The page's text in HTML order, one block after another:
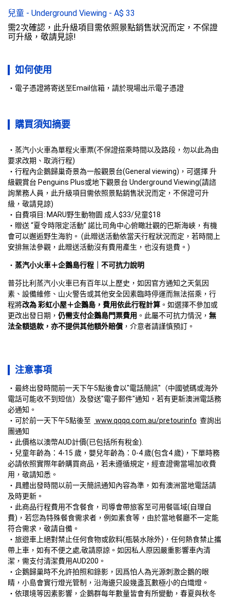
兒童 - Underground Viewing - A$ 33
需2次確認，此升級項目需依照景點銷售狀況而定，不保證
可升級，敬請見諒!
如何使用
電子憑證將寄送至Email信箱，請於現場出示電子憑證
購買須知摘要
・蒸汽小火車為單程火車票(不保證搭乘時間以及路段，勿以此為由
要求改期、取消行程)
・行程內企鵝歸巢奇景為一般觀景台(General viewing)，可選擇 升
級觀賞台 Penguins Plus或地下觀景台 Underground Viewing(請諮
詢業務人員，此升級項目需依照景點銷售狀況而定，不保證可升
級，敬請見諒)
・自費項目: MARU野生動物園 成人$33/兒童$18
・贈送 “夏令時限定活動” 諾比司角中心俯瞰壯觀的巴斯海峽，有機
會可以邂逅野生海豹。 (此贈送活動依當天行程狀況而定，若時間上
安排無法參觀，此贈送活動沒有費用產生，也沒有退費。)
蒸汽小火車＋企鵝島行程｜不可抗力說明
普芬比利蒸汽小火車已有百年以上歷史，如因官方通知之天氣因
素、設備維修、山火警告或其他安全因素臨時停運而無法搭乘，行
程將改為 彩虹小屋＋企鵝島，費用依此行程計算 。如選擇不參加或
更改出發日期， 仍需支付企鵝島門票費用 。此屬不可抗力情況， 無
法全額退款，亦不提供其他額外賠償 ，介意者請謹慎預訂。
注意事項
最終出發時間前一天下午5點後會以"電話簡訊"（中國號碼或海外
電話可能收不到短信）及發送"電子郵件"通知，若有更新澳洲電話務
必通知。
可於前一天下午5點後至
www.qqqq.com.au/pretourinfo
  查詢出
團通知
・此價格以澳幣AUD計價(已包括所有稅金).
・兒童年齡為：4-15 歲，嬰兒年齡為：0-4 歲(包含4 歲)，下單時務
必請依照實際年齡購買商品，若未遵循規定，經查證需當場加收費
用，敬請知悉。
・具體出發時間以前一天簡訊通知內容為準，如有澳洲當地電話請
及時更新。
・此商品行程費用不含餐食，司導會帶旅客至可用餐區域(自理自
費)，若您為特殊餐食需求者，例如素食等，由於當地餐廳不一定能
符合需求，敬請自備。
・旅遊車上絕對禁止任何食物或飲料(瓶裝水除外)，任何熱食禁止攜
帶上車，如有不便之處,敬請原諒。如因私人原因嚴重影響車內清
潔，需支付清潔費用AUD200。
・企鵝歸巢時不允許拍照和錄影，因爲怕人為光源刺激企鵝的眼
睛，小島會實行燈光管制，沿海邊只設幾盞瓦數極小的白熾燈。
・依環境等因素影響，企鵝群每年數量皆會有所變動，春夏與秋冬